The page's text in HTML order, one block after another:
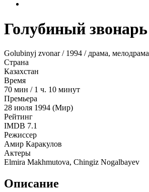
Голубиный звонарь
Golubinyj zvonar / 1994 / драма, мелодрама
Страна
Казахстан
Время
70 мин / 1 ч. 10 минут
Премьера
28 июля 1994 (Мир)
Рейтинг
IMDB 7.1
Режиссер
Амир Каракулов
Актеры
Elmira Makhmutova, Chingiz Nogalbayev
Описание